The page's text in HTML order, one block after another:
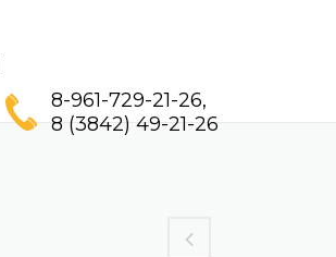
8-961-729-21-26,
8 (3842) 49-21-26